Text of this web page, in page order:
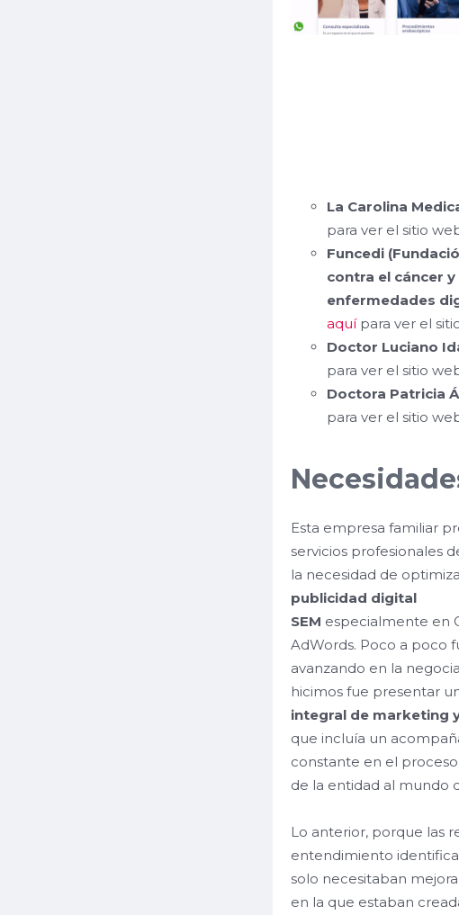
La Carolina
para ver el sitio
Funcedi (
contra el cáncer y
enfermedades
aquípara ver el
Doctor Luciano
para ver el sitio
Doctora Patricia
para ver el sitio
Esta empresa familiar
servicios profesionales
la necesidad de
publicidad digital
SEM especialmente en
AdWords. Poco a poco
avanzando en la
hicimos fue presentar
integral de marketing
que incluía un
constante en el
de la entidad al mundo
Lo anterior, porque las
entendimiento
solo necesitaban
en la que estaban